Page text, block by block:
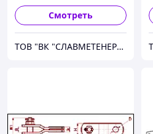
Смотреть
ТОВ "ВК "СЛАВМЕТЕНЕРГО"